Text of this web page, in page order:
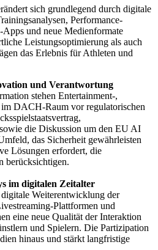
sich grundlegend durch digitale
Performance-
und neue Medienformate
Leistungsoptimierung als auch
das Erlebnis für Athleten und
und Verantwortung
stehen Entertainment-,
DACH-Raum vor regulatorischen
die Diskussion um den EU AI
das Sicherheit gewährleisten
Lösungen erfordert, die
berücksichtigen.
im digitalen Zeitalter
Weiterentwicklung der
Plattformen und
eine neue Qualität der Interaktion
und Spielern. Die Partizipation
hinaus und stärkt langfristige